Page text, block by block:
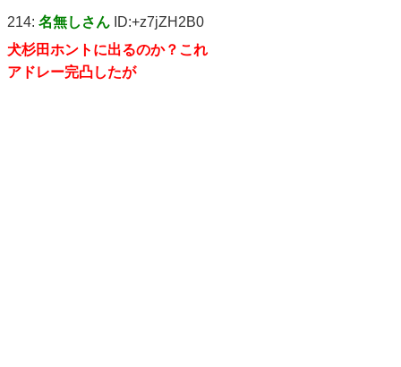
214: 名無しさん ID:+z7jZH2B0
犬杉田ホントに出るのか？これ
アドレー完凸したが